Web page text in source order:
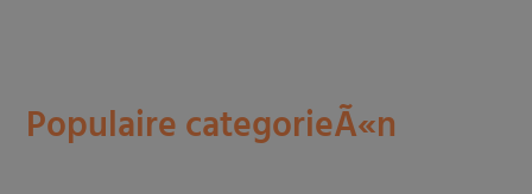
Populaire categorieÃ«n